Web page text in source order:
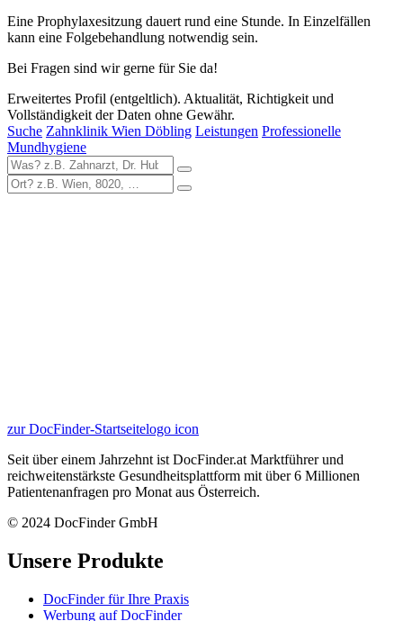
Eine Prophylaxesitzung dauert rund eine Stunde. In Einzelfällen
kann eine Folgebehandlung notwendig sein.
Bei Fragen sind wir gerne für Sie da!
Erweitertes Profil (entgeltlich). Aktualität, Richtigkeit und
Vollständigkeit der Daten ohne Gewähr.
Suche Zahnklinik Wien Döbling Leistungen Professionelle
Mundhygiene
zur DocFinder-Startseitelogo icon
Seit über einem Jahrzehnt ist DocFinder.at Marktführer und
reichweitenstärkste Gesundheitsplattform mit über 6 Millionen
Patientenanfragen pro Monat aus Österreich.
© 2024 DocFinder GmbH
Unsere Produkte
DocFinder für Ihre Praxis
Werbung auf DocFinder